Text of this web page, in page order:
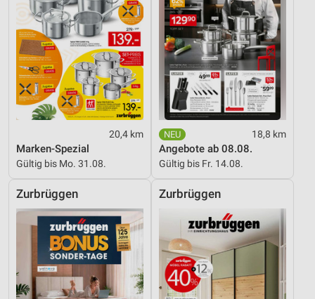
20,4 km
Marken-Spezial
Gültig bis Mo. 31.08.
18,8 km
Angebote ab 08.08.
Gültig bis Fr. 14.08.
Zurbrüggen Zurbrüggen